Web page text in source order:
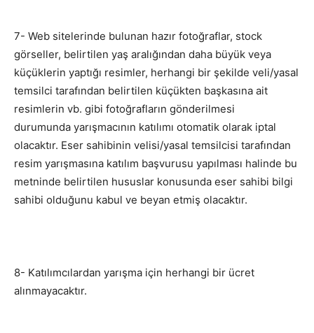
7- Web sitelerinde bulunan hazır fotoğraflar, stock
görseller, belirtilen yaş aralığından daha büyük veya
küçüklerin yaptığı resimler, herhangi bir şekilde veli/yasal
temsilci tarafından belirtilen küçükten başkasına ait
resimlerin vb. gibi fotoğrafların gönderilmesi
durumunda yarışmacının katılımı otomatik olarak iptal
olacaktır. Eser sahibinin velisi/yasal temsilcisi tarafından
resim yarışmasına katılım başvurusu yapılması halinde bu
metninde belirtilen hususlar konusunda eser sahibi bilgi
sahibi olduğunu kabul ve beyan etmiş olacaktır.
8- Katılımcılardan yarışma için herhangi bir ücret
alınmayacaktır.